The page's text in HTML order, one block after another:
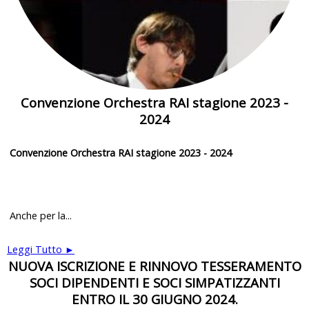
Convenzione Orchestra RAI stagione 2023 -
2024
Convenzione Orchestra RAI stagione 2023 - 2024
Anche per la...
Leggi Tutto ►
NUOVA ISCRIZIONE E RINNOVO TESSERAMENTO
SOCI DIPENDENTI E SOCI SIMPATIZZANTI
ENTRO IL 30 GIUGNO 2024.